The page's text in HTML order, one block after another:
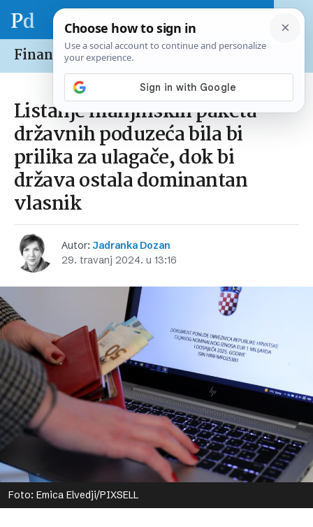
Financije /Tržišta
Listanje manjinskih paketa
državnih poduzeća bila bi
prilika za ulagače, dok bi
država ostala dominantan
vlasnik
Autor: Jadranka Dozan
29. travanj 2024. u 13:16
Foto: Emica Elvedji/PIXSELL